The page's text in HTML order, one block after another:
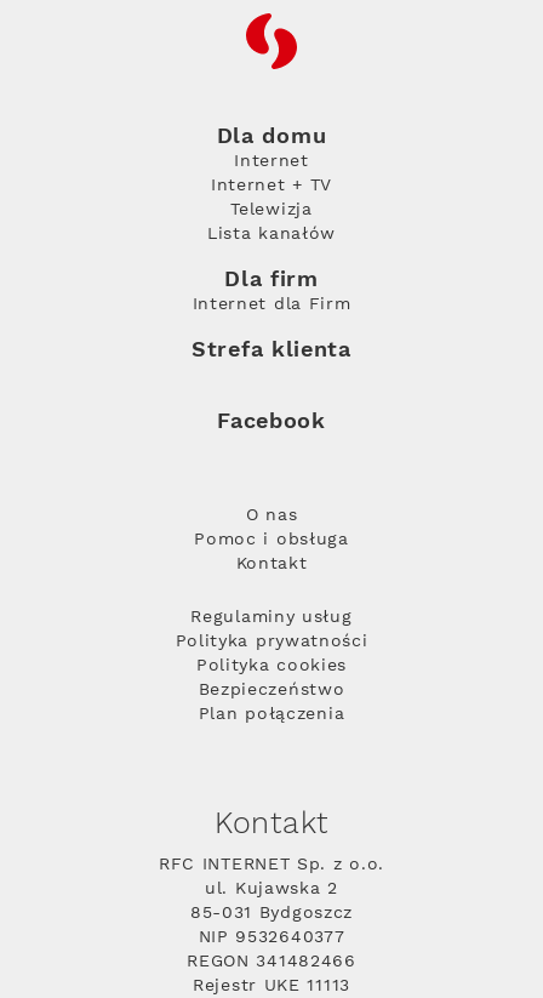
RFC
Dla domu
Internet
Internet + TV
Telewizja
Lista kanałów
Dla firm
Internet dla Firm
Strefa klienta
Facebook
O nas
Pomoc i obsługa
Kontakt
Regulaminy usług
Polityka prywatności
Polityka cookies
Bezpieczeństwo
Plan połączenia
Kontakt
RFC INTERNET Sp. z o.o.
ul. Kujawska 2
85-031 Bydgoszcz
NIP 9532640377
REGON 341482466
Rejestr UKE 11113